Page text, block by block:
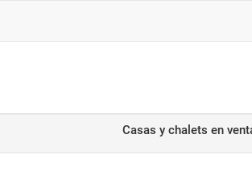
Casas y chalets en